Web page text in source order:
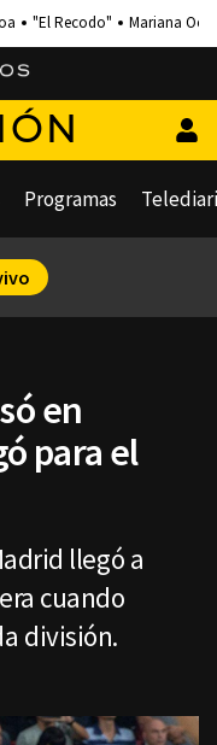
"El Recodo" Mariana
Programas
en
para el
llegó a
cuando
división.